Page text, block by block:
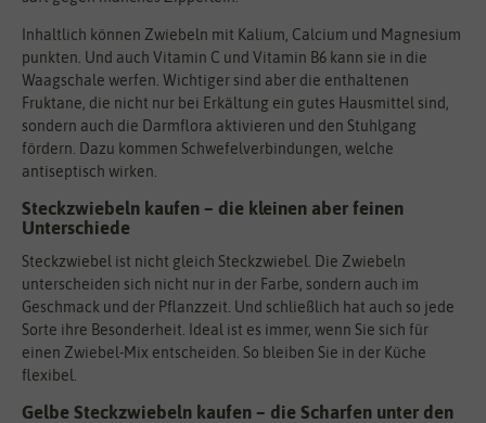
Inhaltlich können Zwiebeln mit Kalium, Calcium und Magnesium
punkten. Und auch Vitamin C und Vitamin B6 kann sie in die
Waagschale werfen. Wichtiger sind aber die enthaltenen
Fruktane, die nicht nur bei Erkältung ein gutes Hausmittel sind,
sondern auch die Darmflora aktivieren und den Stuhlgang
fördern. Dazu kommen Schwefelverbindungen, welche
antiseptisch wirken.
Steckzwiebeln kaufen – die kleinen aber feinen
Unterschiede
Steckzwiebel ist nicht gleich Steckzwiebel. Die Zwiebeln
unterscheiden sich nicht nur in der Farbe, sondern auch im
Geschmack und der Pflanzzeit. Und schließlich hat auch so jede
Sorte ihre Besonderheit. Ideal ist es immer, wenn Sie sich für
einen Zwiebel-Mix entscheiden. So bleiben Sie in der Küche
flexibel.
Gelbe Steckzwiebeln kaufen – die Scharfen unter den